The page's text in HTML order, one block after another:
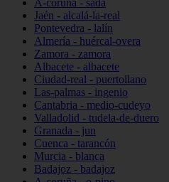
A-coruña - sada
Jaén - alcalá-la-real
Pontevedra - lalín
Almería - huércal-overa
Zamora - zamora
Albacete - albacete
Ciudad-real - puertollano
Las-palmas - ingenio
Cantabria - medio-cudeyo
Valladolid - tudela-de-duero
Granada - jun
Cuenca - tarancón
Murcia - blanca
Badajoz - badajoz